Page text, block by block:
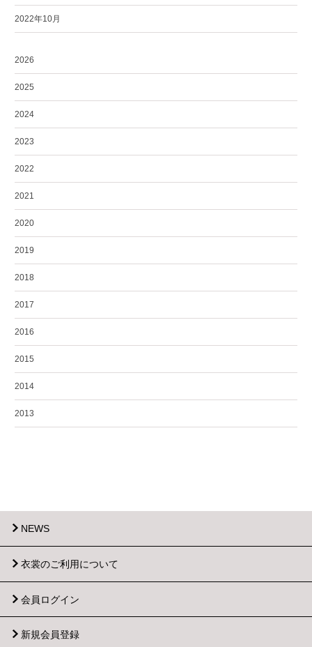
2022年10月
2026
2025
2024
2023
2022
2021
2020
2019
2018
2017
2016
2015
2014
2013
NEWS
衣裳のご利用について
会員ログイン
新規会員登録